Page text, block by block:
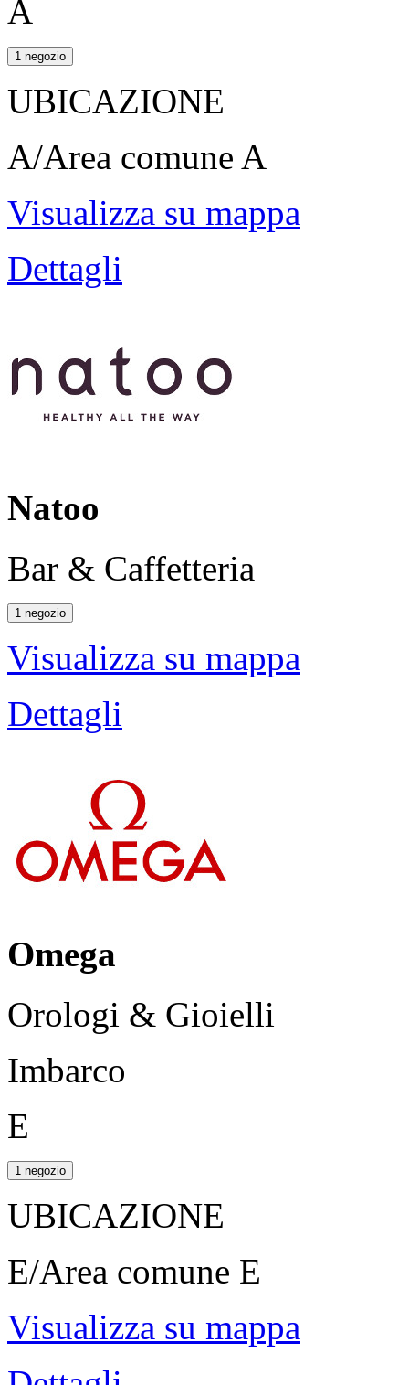
A
1 negozio
UBICAZIONE
A/Area comune A
Visualizza su mappa
Dettagli
Natoo
Bar & Caffetteria
1 negozio
Visualizza su mappa
Dettagli
Omega
Orologi & Gioielli
Imbarco
E
1 negozio
UBICAZIONE
E/Area comune E
Visualizza su mappa